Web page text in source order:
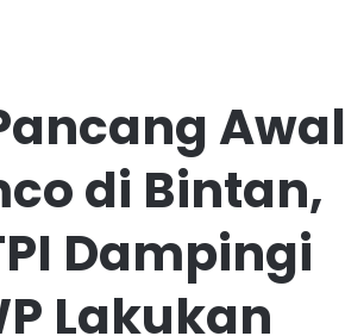
Awal
di Bintan,
Dampingi
Lakukan